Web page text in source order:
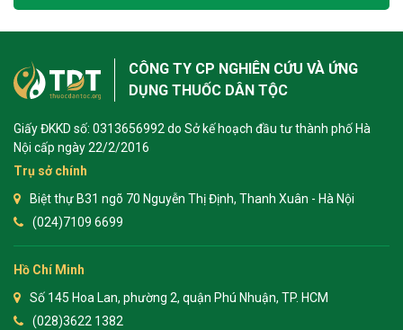
CÔNG TY CP NGHIÊN CỨU VÀ ỨNG
DỤNG THUỐC DÂN TỘC
Giấy ĐKKD số: 0313656992 do Sở kế hoạch đầu tư thành phố Hà
Nội cấp ngày 22/2/2016
Trụ sở chính
Biệt thự B31 ngõ 70 Nguyễn Thị Định, Thanh Xuân - Hà Nội
(024)7109 6699
Hồ Chí Minh
Số 145 Hoa Lan, phường 2, quận Phú Nhuận, TP. HCM
(028)3622 1382